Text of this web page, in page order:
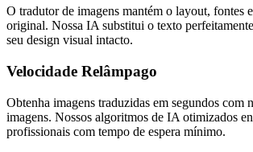
O tradutor de imagens mantém o layout, fontes
original. Nossa IA substitui o texto
seu design visual intacto.
Velocidade Relâmpago
Obtenha imagens traduzidas em segundos com
imagens. Nossos algoritmos de IA otimizados
profissionais com tempo de espera mínimo.